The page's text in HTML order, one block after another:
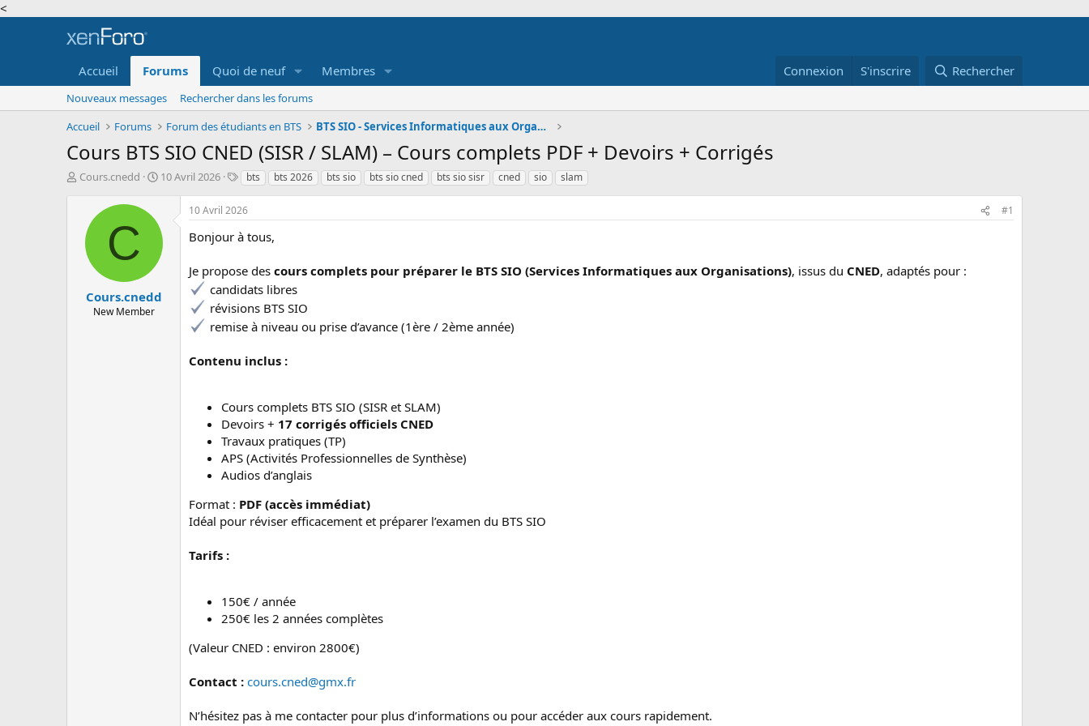
<
Accueil Forums Quoi de neuf Membres Connexion S'inscrire Rechercher
Nouveaux messages
Rechercher dans les forums
Accueil
Forums Forum des étudiants en BTS BTS SIO - Services Informatiques aux Organisations
Cours BTS SIO CNED (SISR / SLAM) – Cours complets PDF + Devoirs + Corrigés
A
Cours.cnedd
D
d
e
d
b
10 Avril 2026
T
g
s
bts bts 2026 bts sio bts sio cned bts sio sisr cned sio slam
C
Cours.cnedd
New Member
10 Avril 2026 #1
Bonjour à tous,
Je propose des cours complets pour préparer le BTS SIO (Services Informatiques aux Organisations), issus du CNED, adaptés pour :
candidats libres
révisions BTS SIO
remise à niveau ou prise d’avance (1ère / 2ème année)
Contenu inclus :
Cours complets BTS SIO (SISR et SLAM)
Devoirs + 17 corrigés officiels CNED
Travaux pratiques (TP)
APS (Activités Professionnelles de Synthèse)
Audios d’anglais
Format : PDF (accès immédiat)
Idéal pour réviser efficacement et préparer l’examen du BTS SIO
Tarifs :
150€ / année
250€ les 2 années complètes
(Valeur CNED : environ 2800€)
Contact : cours.cned@gmx.fr
N’hésitez pas à me contacter pour plus d’informations ou pour accéder aux cours rapidement.